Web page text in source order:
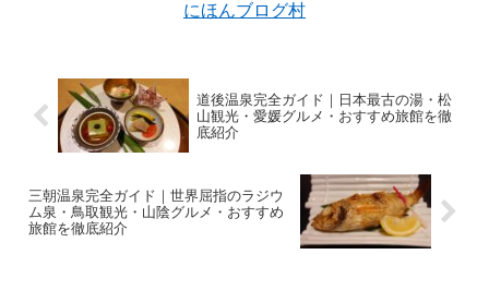
にほんブログ村
道後温泉完全ガイド｜日本最古の湯・松
山観光・愛媛グルメ・おすすめ旅館を徹
底紹介
三朝温泉完全ガイド｜世界屈指のラジウ
ム泉・鳥取観光・山陰グルメ・おすすめ
旅館を徹底紹介